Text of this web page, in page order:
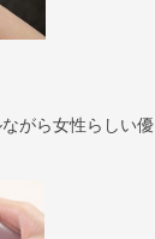
がら女性らしい優